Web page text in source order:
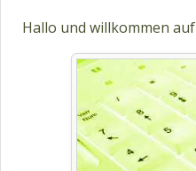
Hallo und willkommen auf